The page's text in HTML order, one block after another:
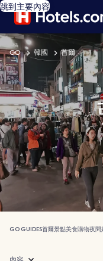
跳到主要內容
GO 韓國 首爾
GO GUIDES首爾景點美食購物夜間